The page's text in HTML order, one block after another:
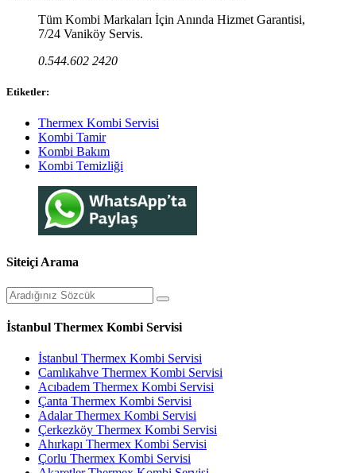
Tüm Kombi Markaları İçin Anında Hizmet Garantisi,
7/24 Vaniköy Servis.
0.544.602 2420
Etiketler:
Thermex Kombi Servisi
Kombi Tamir
Kombi Bakım
Kombi Temizliği
Siteiçi Arama
İstanbul Thermex Kombi Servisi
İstanbul Thermex Kombi Servisi
Camlıkahve Thermex Kombi Servisi
Acıbadem Thermex Kombi Servisi
Çanta Thermex Kombi Servisi
Adalar Thermex Kombi Servisi
Çerkezköy Thermex Kombi Servisi
Ahırkapı Thermex Kombi Servisi
Çorlu Thermex Kombi Servisi